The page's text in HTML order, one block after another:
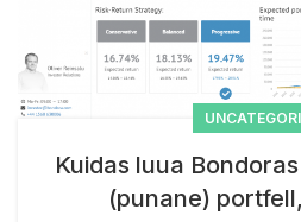
Kuidas luua
(punane)